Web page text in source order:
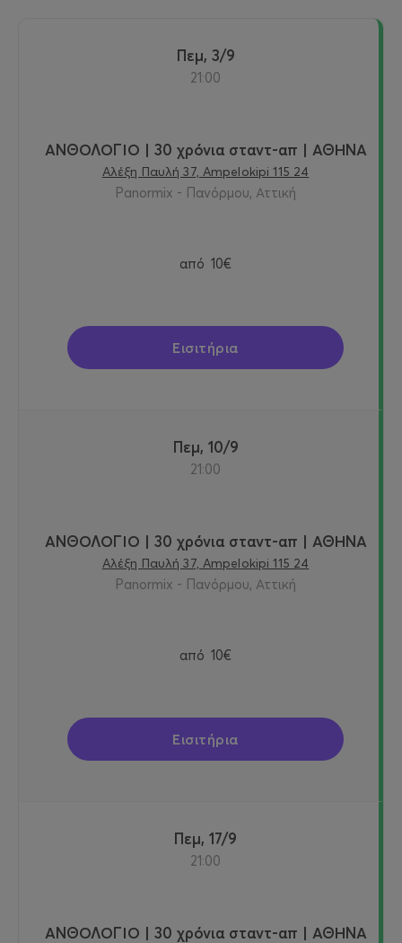
Πεμ, 3/9
21:00
ΑΝΘΟΛΟΓΙΟ | 30 χρόνια σταντ-απ | ΑΘΗΝΑ
Αλέξη Παυλή 37, Ampelokipi 115 24
Panormix - Πανόρμου, Αττική
από 10€
Εισιτήρια
Πεμ, 10/9
21:00
ΑΝΘΟΛΟΓΙΟ | 30 χρόνια σταντ-απ | ΑΘΗΝΑ
Αλέξη Παυλή 37, Ampelokipi 115 24
Panormix - Πανόρμου, Αττική
από 10€
Εισιτήρια
Πεμ, 17/9
21:00
ΑΝΘΟΛΟΓΙΟ | 30 χρόνια σταντ-απ | ΑΘΗΝΑ